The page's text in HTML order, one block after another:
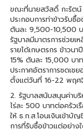
ขณะที่นายสวัสดิ์ กะรัตน์
ประกอบการท่าข้าวรับซื้
ตันละ 9,500-10,500
รัฐบาลมีมาตรการช่วยเ
รายได้เกษตรกร ข้าวนา
15% ตันละ 15,000 บา
ประกาศอัตราการชดเช
ตั้งแต่วันที่ 16-22 พฤศ
2. รัฐบาลสนับสนุนค่าบ
ไร่ละ 500 บาทต่อครัวเ
ให้ ธ.ก.ส.โอนเงินเข้าบั
การที่รับซื้อข้าวแต่อย่าง